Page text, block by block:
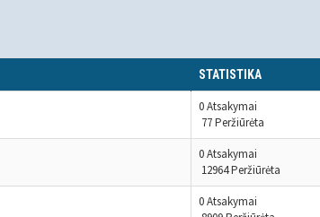
STATISTIKA
0 Atsakymai
77 Peržiūrėta
0 Atsakymai
12964 Peržiūrėta
0 Atsakymai